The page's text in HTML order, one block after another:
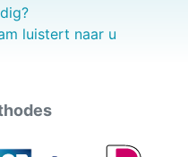
luistert naar u